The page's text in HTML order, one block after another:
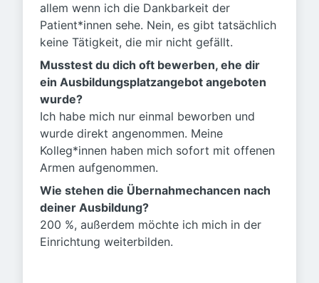
allem wenn ich die Dankbarkeit der
Patient*innen sehe. Nein, es gibt tatsächlich
keine Tätigkeit, die mir nicht gefällt.
Musstest du dich oft bewerben, ehe dir
ein Ausbildungsplatzangebot angeboten
wurde?
Ich habe mich nur einmal beworben und
wurde direkt angenommen. Meine
Kolleg*innen haben mich sofort mit offenen
Armen aufgenommen.
Wie stehen die Übernahmechancen nach
deiner Ausbildung?
200 %, außerdem möchte ich mich in der
Einrichtung weiterbilden.